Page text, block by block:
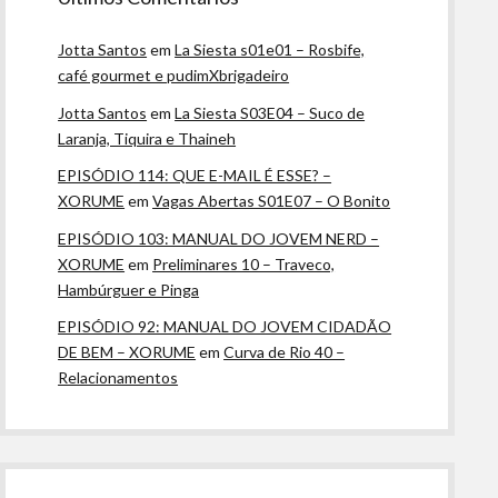
Jotta Santos emLa Siesta s01e01 – Rosbife,
café gourmet e pudimXbrigadeiro
Jotta Santos emLa Siesta S03E04 – Suco de
Laranja, Tiquira e Thaineh
EPISÓDIO 114: QUE E-MAIL É ESSE? –
XORUME emVagas Abertas S01E07 – O Bonito
EPISÓDIO 103: MANUAL DO JOVEM NERD –
XORUME em Preliminares 10 – Traveco,
Hambúrguer e Pinga
EPISÓDIO 92: MANUAL DO JOVEM CIDADÃO
DE BEM – XORUME emCurva de Rio 40 –
Relacionamentos